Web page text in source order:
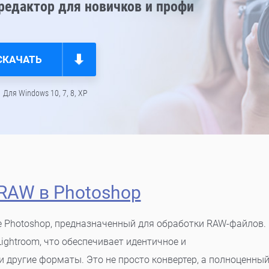
для новичков и профи
Для Windows 10, 7, 8, ХР
в Photoshop
предназначенный для обработки RAW-файлов.
что обеспечивает идентичное и
другие форматы. Это не просто конвертер, а полноценный